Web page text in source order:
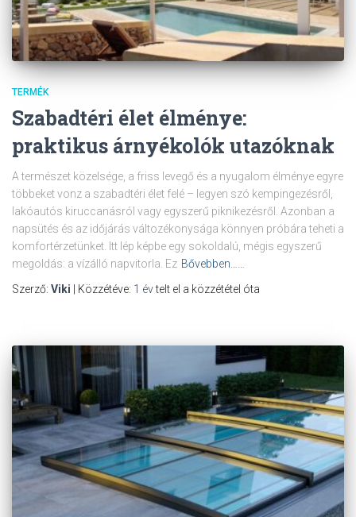
TERMÉK
Szabadtéri élet élménye:
praktikus árnyékolók utazóknak
A természet közelsége, a friss levegő és a nyugalom élménye egyre
többeket vonz a szabadtéri élet felé – legyen szó kempingezésről,
lakóautós kiruccanásról vagy egyszerű piknikezésről. Azonban a
napsütés és az időjárás változékonysága könnyen próbára teheti a
komfortérzetünket. Itt lép képbe egy sokoldalú, mégis egyszerű
megoldás: a vízálló napvitorla. Ez Bővebben……
Szerző: Viki | Közzétéve: 1 évtelt el a közzététel óta